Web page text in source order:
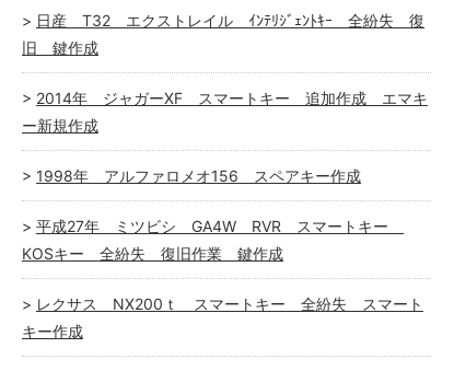
日産 T32 エクストレイル ｲﾝﾃﾘｼﾞｪﾝﾄｷｰ 全紛失 復
旧 鍵作成
2014年 ジャガーXF スマートキー 追加作成 エマキ
ー新規作成
1998年 アルファロメオ156 スペアキー作成
平成27年 ミツビシ GA4W RVR スマートキー
KOSキー 全紛失 復旧作業 鍵作成
レクサス NX200ｔ スマートキー 全紛失 スマート
キー作成